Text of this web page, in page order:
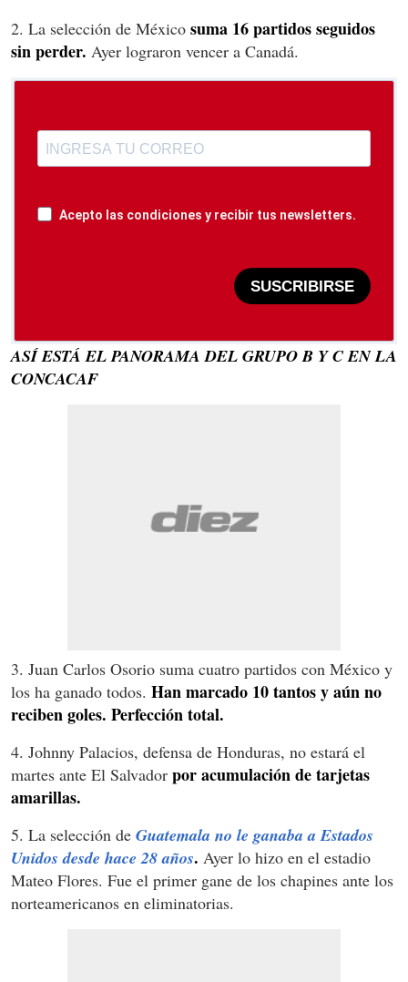
2. La selección de México suma 16 partidos seguidos
sin perder. Ayer lograron vencer a Canadá.
Acepto las condiciones y recibir tus newsletters.
SUSCRIBIRSE
ASÍ ESTÁ EL PANORAMA DEL GRUPO B Y C EN LA
CONCACAF
3. Juan Carlos Osorio suma cuatro partidos con México y
los ha ganado todos. Han marcado 10 tantos y aún no
reciben goles. Perfección total.
4. Johnny Palacios, defensa de Honduras, no estará el
martes ante El Salvador por acumulación de tarjetas
amarillas.
5. La selección de Guatemala no le ganaba a Estados
Unidos desde hace 28 años. Ayer lo hizo en el estadio
Mateo Flores. Fue el primer gane de los chapines ante los
norteamericanos en eliminatorias.